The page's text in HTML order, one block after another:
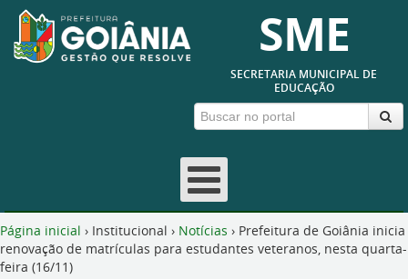
SME
SECRETARIA MUNICIPAL DE
EDUCAÇÃO
Página inicial › Institucional › Notícias › Prefeitura de Goiânia inicia
renovação de matrículas para estudantes veteranos, nesta quarta-
feira (16/11)